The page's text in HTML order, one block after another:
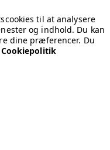
til at analysere
og indhold. Du kan
dine præferencer. Du
Cookiepolitik
brand